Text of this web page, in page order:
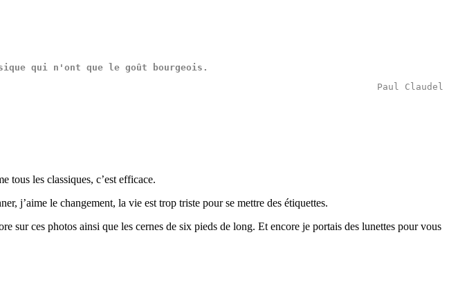
qui n'ont que le goût bourgeois .
Paul Claudel
tous les classiques, c’est efficace.
j’aime le changement, la vie est trop triste pour se mettre des étiquettes.
sur ces photos ainsi que les cernes de six pieds de long. Et encore je portais des lunettes pour vous